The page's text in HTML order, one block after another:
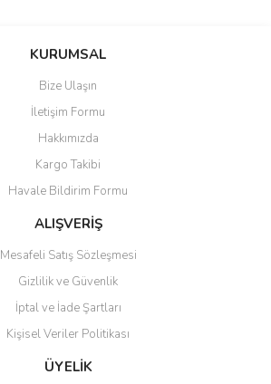
KURUMSAL
Bize Ulaşın
İletişim Formu
Hakkımızda
Kargo Takibi
Havale Bildirim Formu
ALIŞVERİŞ
Mesafeli Satış Sözleşmesi
Gizlilik ve Güvenlik
İptal ve İade Şartları
Kişisel Veriler Politikası
ÜYELİK